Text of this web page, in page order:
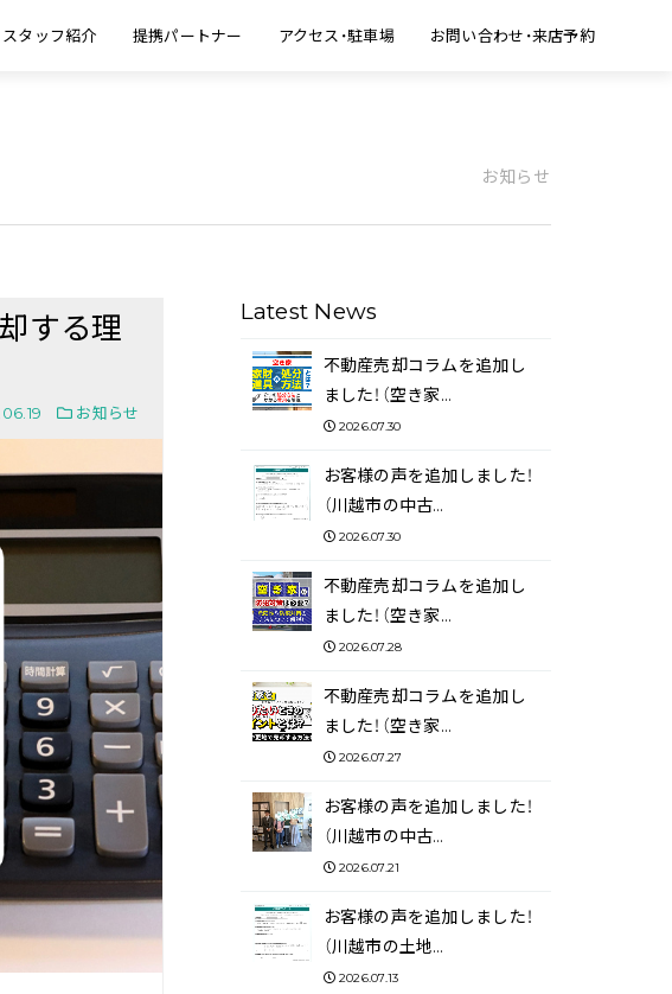
スタッフ紹介 提携パートナー アクセス・駐車場 お問い合わせ・来店予約
お知らせ
する理
お知らせ
Latest News
不動産売却コラムを追加し
ました！（空き家…
2026.07.30
お客様の声を追加しました！
（川越市の中古…
2026.07.30
不動産売却コラムを追加し
ました！（空き家…
2026.07.28
不動産売却コラムを追加し
ました！（空き家…
2026.07.27
お客様の声を追加しました！
（川越市の中古…
2026.07.21
お客様の声を追加しました！
（川越市の土地…
2026.07.13